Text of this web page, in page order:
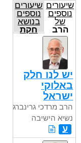
שיעורים
נוספים
של
הרב
מרדכי
גרינברג
נשיא
הישיבה
שיעורים
נוספים
בנושא
חקת
יש לנו חלק
באלוקי
ישראל
הרב מרדכי גרינברג
נשיא הישיבה
ע